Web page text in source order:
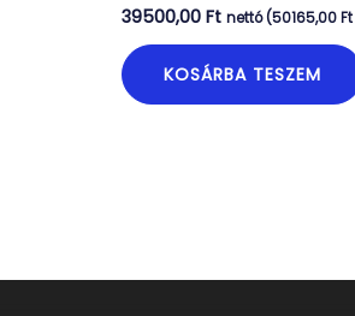
39500,00Ft nettó (50165,00 Ft
KOSÁRBA TESZEM